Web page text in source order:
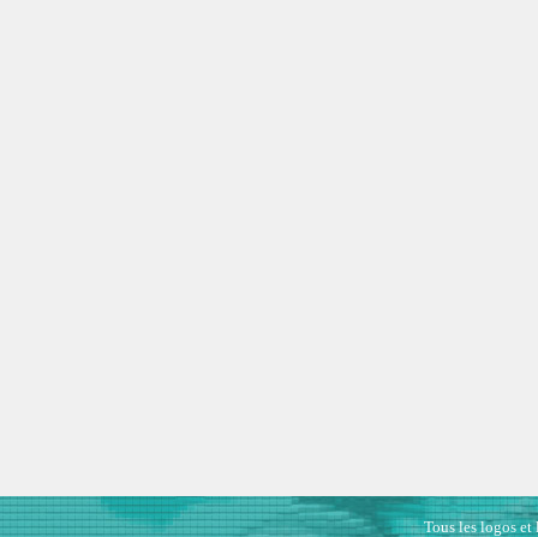
Tous les logos et